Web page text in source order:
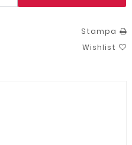
Stampa
Wishlist